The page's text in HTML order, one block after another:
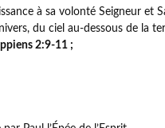
à sa volonté Seigneur et
du ciel au-dessous de la
2:9-11 ;